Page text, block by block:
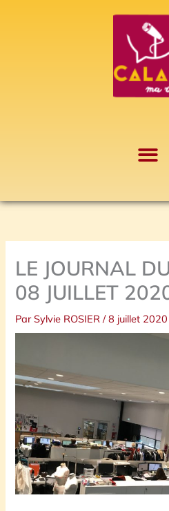
LE JOURNAL
08 JUILLET
ParSylvie ROSIER/8 juillet 2020